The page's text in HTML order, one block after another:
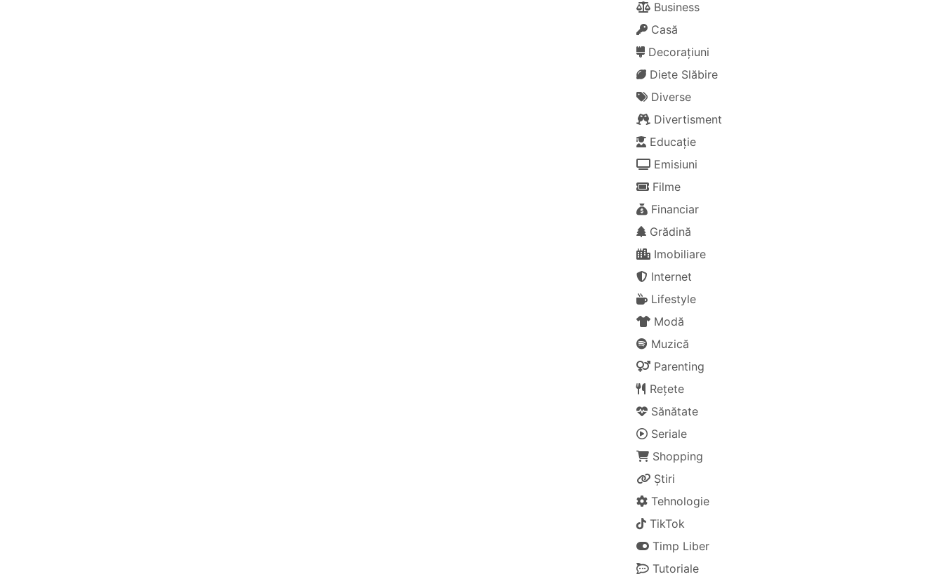
Business
Casă
Decorațiuni
Diete Slăbire
Diverse
Divertisment
Educație
Emisiuni
Filme
Financiar
Grădină
Imobiliare
Internet
Lifestyle
Modă
Muzică
Parenting
Rețete
Sănătate
Seriale
Shopping
Știri
Tehnologie
TikTok
Timp Liber
Tutoriale